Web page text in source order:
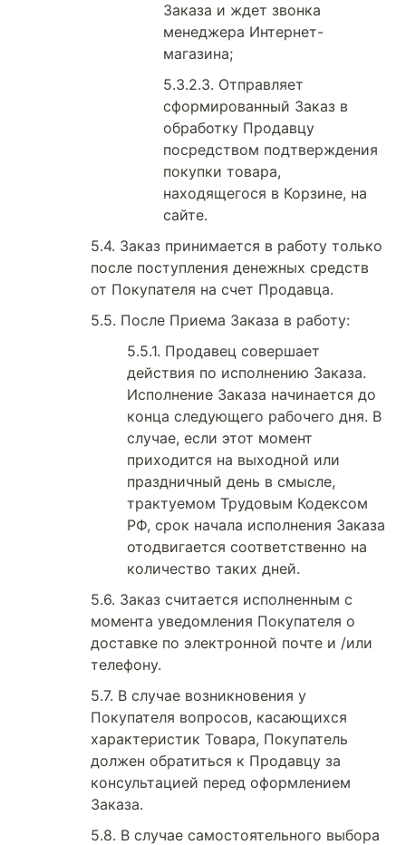
Заказа и ждет звонка
менеджера Интернет-
магазина;
Отправляет
сформированный Заказ в
обработку Продавцу
посредством подтверждения
покупки товара,
находящегося в Корзине, на
сайте.
Заказ принимается в работу только
после поступления денежных средств
от Покупателя на счет Продавца.
После Приема Заказа в работу:
Продавец совершает
действия по исполнению Заказа.
Исполнение Заказа начинается до
конца следующего рабочего дня. В
случае, если этот момент
приходится на выходной или
праздничный день в смысле,
трактуемом Трудовым Кодексом
РФ, срок начала исполнения Заказа
отодвигается соответственно на
количество таких дней.
Заказ считается исполненным с
момента уведомления Покупателя о
доставке по электронной почте и /или
телефону.
В случае возникновения у
Покупателя вопросов, касающихся
характеристик Товара, Покупатель
должен обратиться к Продавцу за
консультацией перед оформлением
Заказа.
В случае самостоятельного выбора